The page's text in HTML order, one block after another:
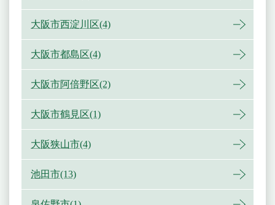
大阪市西淀川区(4)
大阪市都島区(4)
大阪市阿倍野区(2)
大阪市鶴見区(1)
大阪狭山市(4)
池田市(13)